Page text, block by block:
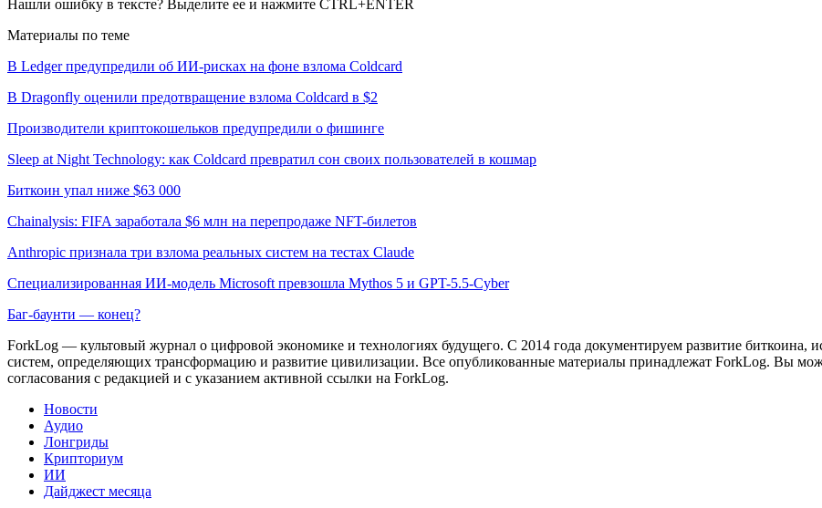
Нашли ошибку в тексте? Выделите ее и нажмите CTRL+ENTER
Материалы по теме
В Ledger предупредили об ИИ-рисках на фоне взлома Coldcard
В Dragonfly оценили предотвращение взлома Coldcard в $2
Производители криптокошельков предупредили о фишинге
Sleep at Night Technology: как Coldcard превратил сон своих пользователей в кошмар
Биткоин упал ниже $63 000
Chainalysis: FIFA заработала $6 млн на перепродаже NFT-билетов
Anthropic признала три взлома реальных систем на тестах Claude
Специализированная ИИ-модель Microsoft превзошла Mythos 5 и GPT-5.5-Cyber
Баг-баунти — конец?
ForkLog — культовый журнал о цифровой экономике и технологиях будущего. С 2014 года документируем развитие биткоина,
систем, определяющих трансформацию и развитие цивилизации. Все опубликованные материалы принадлежат ForkLog. Вы
согласования с редакцией и с указанием активной ссылки на ForkLog.
Новости
Аудио
Лонгриды
Крипториум
ИИ
Дайджест месяца